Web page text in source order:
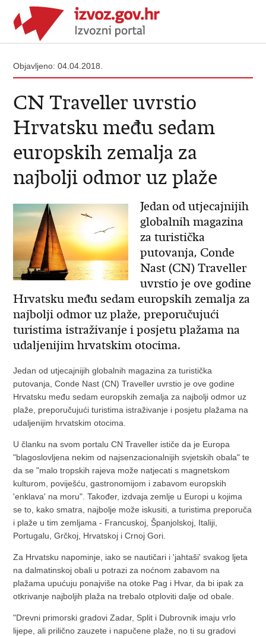
Objavljeno: 04.04.2018.
CN Traveller uvrstio
Hrvatsku među sedam
europskih zemalja za
najbolji odmor uz plaže
Jedan od utjecajnijih
globalnih magazina
za turistička
putovanja, Conde
Nast (CN) Traveller
uvrstio je ove godine
Hrvatsku među sedam europskih zemalja za
najbolji odmor uz plaže, preporučujući
turistima istraživanje i posjetu plažama na
udaljenijim hrvatskim otocima.
Jedan od utjecajnijih globalnih magazina za turistička
putovanja, Conde Nast (CN) Traveller uvrstio je ove godine
Hrvatsku među sedam europskih zemalja za najbolji odmor uz
plaže, preporučujući turistima istraživanje i posjetu plažama na
udaljenijim hrvatskim otocima.
U članku na svom portalu CN Traveller ističe da je Europa
"blagoslovljena nekim od najsenzacionalnijih svjetskih obala" te
da se "malo tropskih rajeva može natjecati s magnetskom
kulturom, poviješću, gastronomijom i zabavom europskih
'enklava' na moru". Također, izdvaja zemlje u Europi u kojima
se to, kako smatra, najbolje može iskusiti, a turistima preporuča
i plaže u tim zemljama - Francuskoj, Španjolskoj, Italiji,
Portugalu, Grčkoj, Hrvatskoj i Crnoj Gori.
Za Hrvatsku napominje, iako se nautičari i 'jahtaši' svakog ljeta
na dalmatinskoj obali u potrazi za noćnom zabavom na
plažama upućuju ponajviše na otoke Pag i Hvar, da bi ipak za
otkrivanje najboljih plaža na trebalo otploviti dalje od obale.
"Drevni primorski gradovi Zadar, Split i Dubrovnik imaju vrlo
lijepe, ali prilično zauzete i napučene plaže, no ti su gradovi